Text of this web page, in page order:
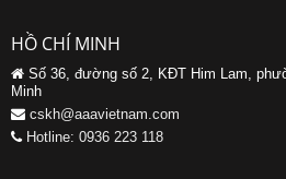
HỒ CHÍ MINH
Số 36, đường số 2, KĐT Him Lam,
Minh
cskh@aaavietnam.com
Hotline: 0936 223 118